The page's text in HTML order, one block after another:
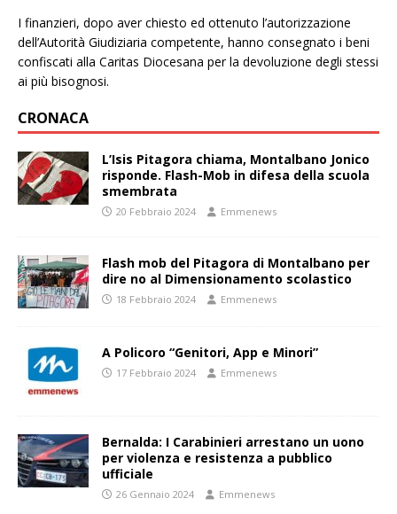
I finanzieri, dopo aver chiesto ed ottenuto l’autorizzazione
dell’Autorità Giudiziaria competente, hanno consegnato i beni
confiscati alla Caritas Diocesana per la devoluzione degli stessi
ai più bisognosi.
CRONACA
L’Isis Pitagora chiama, Montalbano Jonico
risponde. Flash-Mob in difesa della scuola
smembrata
20 Febbraio 2024 Emmenews
Flash mob del Pitagora di Montalbano per
dire no al Dimensionamento scolastico
18 Febbraio 2024 Emmenews
A Policoro “Genitori, App e Minori”
17 Febbraio 2024 Emmenews
Bernalda: I Carabinieri arrestano un uono
per violenza e resistenza a pubblico
ufficiale
26 Gennaio 2024 Emmenews